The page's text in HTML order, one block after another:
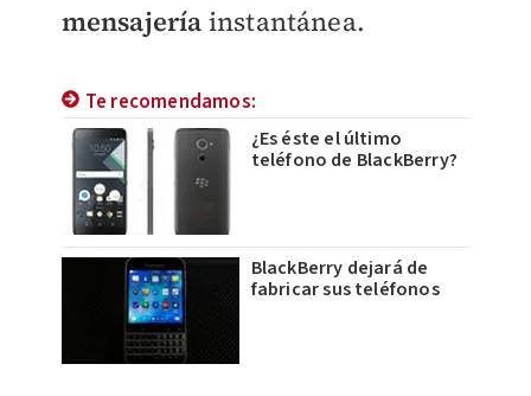
mensajería instantánea.
Te recomendamos:
¿Es éste el último
teléfono de BlackBerry?
BlackBerry dejará de
fabricar sus teléfonos